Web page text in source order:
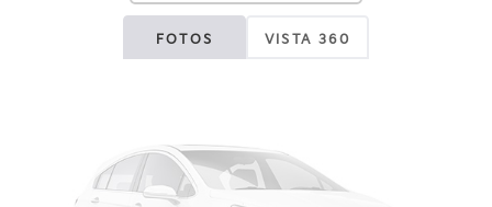
FOTOS VISTA 360
Por favor, revise luego